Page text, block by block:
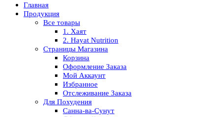
Главная
Продукция
Все товары
1. Хаят
2. Hayat Nutrition
Страницы Магазина
Корзина
Оформление Заказа
Мой Аккаунт
Избранное
Отслеживание Заказа
Для Похудения
Санна-ва-Сунут